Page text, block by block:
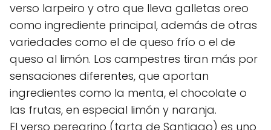
verso larpeiro y otro que lleva galletas oreo
como ingrediente principal, además de otras
variedades como el de queso frío o el de
queso al limón. Los campestres tiran más por
sensaciones diferentes, que aportan
ingredientes como la menta, el chocolate o
las frutas, en especial limón y naranja.
El verso peregrino (tarta de Santiago) es uno